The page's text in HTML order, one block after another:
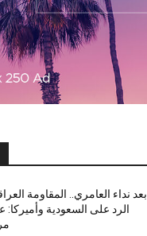
بعد نداء العامري.. المقاومة
الرد على السعودية وأميركا: